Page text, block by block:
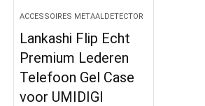
ACCESSOIRES METAALDETECTOR
Lankashi Flip Echt
Premium Lederen
Telefoon Gel Case
voor UMIDIGI